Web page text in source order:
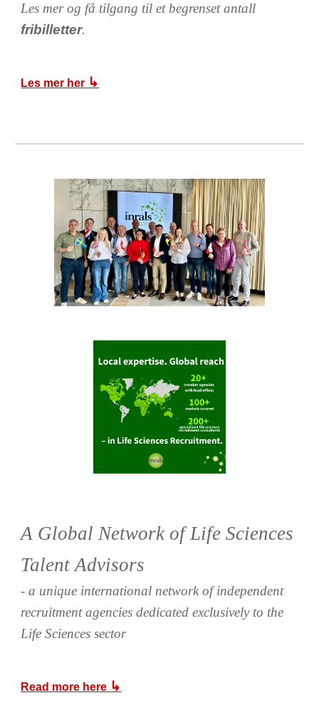
Les mer og få tilgang til et begrenset antall
fribilletter.
Les mer her ↳
A Global Network of Life Sciences
Talent Advisors
- a unique international network of independent
recruitment agencies dedicated exclusively to the
Life Sciences sector
Read more here ↳